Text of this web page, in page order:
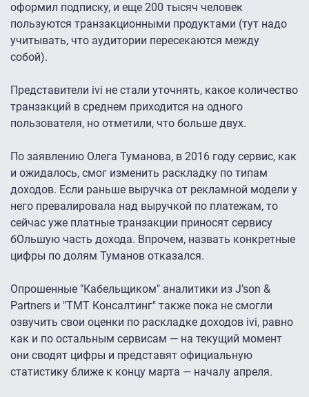
оформил подписку, и еще 200 тысяч человек
пользуются транзакционными продуктами (тут надо
учитывать, что аудитории пересекаются между
собой).
Представители ivi не стали уточнять, какое количество
транзакций в среднем приходится на одного
пользователя, но отметили, что больше двух.
По заявлению Олега Туманова, в 2016 году сервис, как
и ожидалось, смог изменить раскладку по типам
доходов. Если раньше выручка от рекламной модели у
него превалировала над выручкой по платежам, то
сейчас уже платные транзакции приносят сервису
бОльшую часть дохода. Впрочем, назвать конкретные
цифры по долям Туманов отказался.
Опрошенные "Кабельщиком" аналитики из J’son &
Partners и "ТМТ Консалтинг" также пока не смогли
озвучить свои оценки по раскладке доходов ivi, равно
как и по остальным сервисам — на текущий момент
они сводят цифры и представят официальную
статистику ближе к концу марта — началу апреля.